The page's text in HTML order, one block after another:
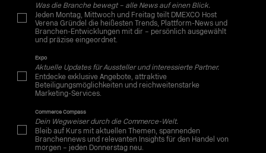
Was die Branche bewegt – alle News auf einen Blick.
Jeden Montag, Mittwoch und Freitag teilt DMEXCO Host
Verena Gründel die heißesten Trends, Plattform-News und
Branchen-Entwicklungen mit dir – persönlich ausgewählt
und präzise eingeordnet.
Expo
Aktuelle Updates für Aussteller und interessierte Partner.
Entdecke exklusive Angebote, attraktive
Beteiligungsmöglichkeiten und reichweitenstarke
Marketing-Services.
Commerce Compass
Dein Wegweiser durch die Commerce-Welt.
Bleib auf Kurs mit aktuellen Themen, spannenden
Branchennews und relevanten Insights für den Handel von
morgen – jeden Donnerstag neu.